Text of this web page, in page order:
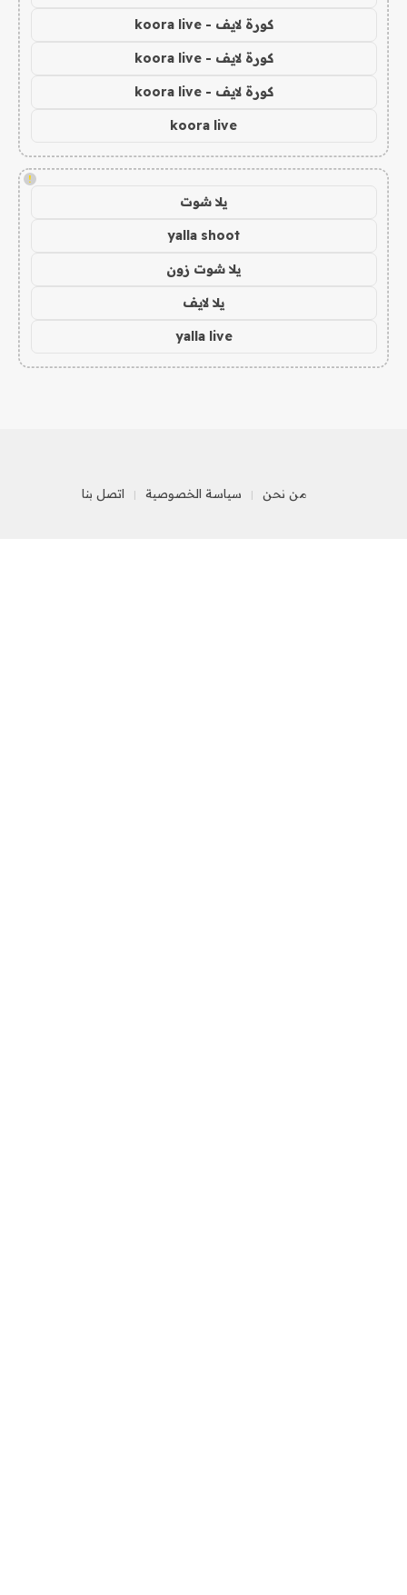
كورة لايف - koora live
كورة لايف - koora live
كورة لايف - koora live
koora live
!
يلا شوت
yalla shoot
يلا شوت زون
يلا لايف
yalla live
من نحن سياسة الخصوصية اتصل بنا